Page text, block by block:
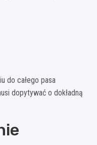
do całego pasa
dopytywać o dokładną